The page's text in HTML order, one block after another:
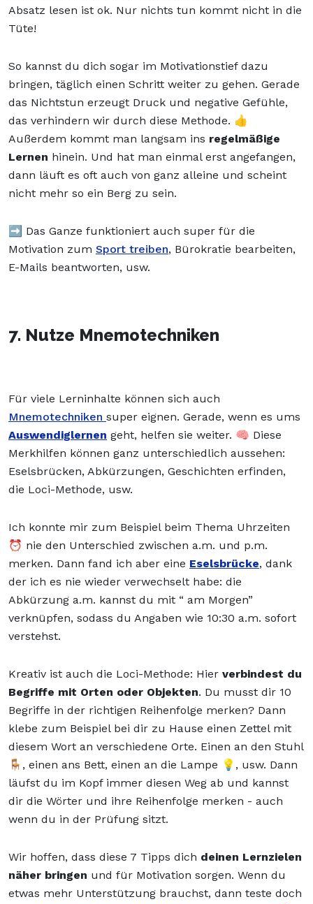
Absatz lesen ist ok. Nur nichts tun kommt nicht in die
Tüte!
So kannst du dich sogar im Motivationstief dazu
bringen, täglich einen Schritt weiter zu gehen. Gerade
das Nichtstun erzeugt Druck und negative Gefühle,
das verhindern wir durch diese Methode. 👍
Außerdem kommt man langsam ins regelmäßige
Lernen hinein. Und hat man einmal erst angefangen,
dann läuft es oft auch von ganz alleine und scheint
nicht mehr so ein Berg zu sein.
➡️ Das Ganze funktioniert auch super für die
Motivation zum Sport treiben, Bürokratie bearbeiten,
E-Mails beantworten, usw.
7. Nutze Mnemotechniken
Für viele Lerninhalte können sich auch
Mnemotechniken super eignen. Gerade, wenn es ums
Auswendiglernen geht, helfen sie weiter. 🧠 Diese
Merkhilfen können ganz unterschiedlich aussehen:
Eselsbrücken, Abkürzungen, Geschichten erfinden,
die Loci-Methode, usw.
Ich konnte mir zum Beispiel beim Thema Uhrzeiten
⏰ nie den Unterschied zwischen a.m. und p.m.
merken. Dann fand ich aber eine Eselsbrücke, dank
der ich es nie wieder verwechselt habe: die
Abkürzung a.m. kannst du mit “ am Morgen”
verknüpfen, sodass du Angaben wie 10:30 a.m. sofort
verstehst.
Kreativ ist auch die Loci-Methode: Hier verbindest du
Begriffe mit Orten oder Objekten. Du musst dir 10
Begriffe in der richtigen Reihenfolge merken? Dann
klebe zum Beispiel bei dir zu Hause einen Zettel mit
diesem Wort an verschiedene Orte. Einen an den Stuhl
🪑, einen ans Bett, einen an die Lampe 💡, usw. Dann
läufst du im Kopf immer diesen Weg ab und kannst
dir die Wörter und ihre Reihenfolge merken - auch
wenn du in der Prüfung sitzt.
Wir hoffen, dass diese 7 Tipps dich deinen Lernzielen
näher bringen und für Motivation sorgen. Wenn du
etwas mehr Unterstützung brauchst, dann teste doch